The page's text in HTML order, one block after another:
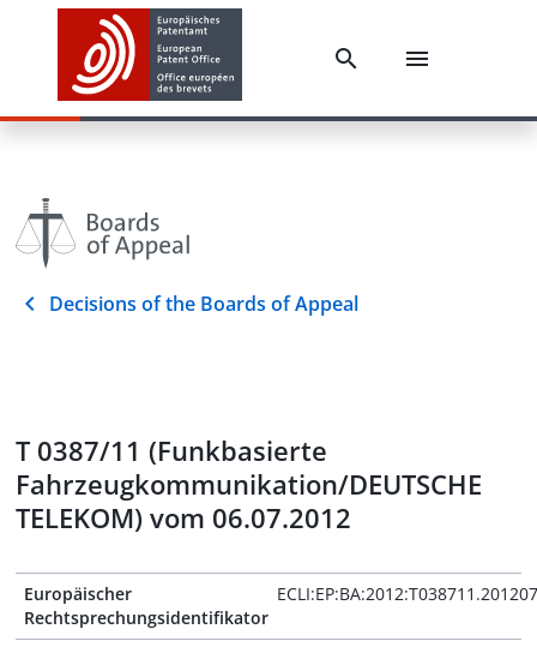
Decisions of the Boards of Appeal
T 0387/11 (Funkbasierte
Fahrzeugkommunikation/DEUTSCHE
TELEKOM) vom 06.07.2012
Europäischer
Rechtsprechungsidentifikator